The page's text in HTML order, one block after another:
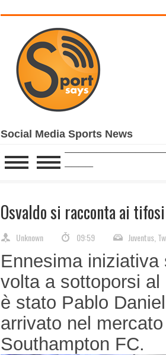
Social Media Sports News
__________________________
Osvaldo si racconta ai
Unknown 09:59 Juventus,
Ennesima
volta a sottoporsi
è stato Pablo
arrivato nel
Southampton FC.